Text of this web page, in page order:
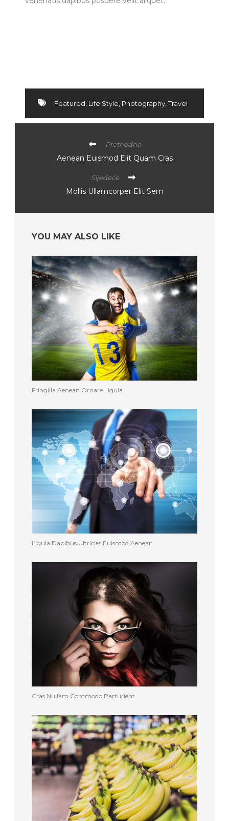
Featured Life Style Photography Travel
Prethodno
Aenean Euismod Elit Quam Cras
Sljedeće
Mollis Ullamcorper Elit Sem
YOU MAY ALSO LIKE
Fringilla Aenean Ornare Ligula
Ligula Dapibus Ultricies Euismod Aenean
Cras Nullam Commodo Parturient